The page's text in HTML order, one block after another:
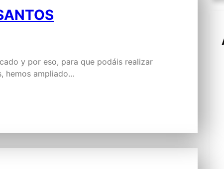
y por eso, para que podáis realizar
hemos ampliado…